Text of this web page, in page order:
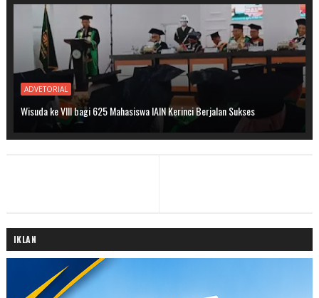
ADVETORIAL
Wisuda ke VIII bagi 625 Mahasiswa IAIN Kerinci Berjalan Sukses
IKLAN